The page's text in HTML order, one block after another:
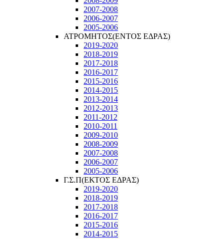
2007-2008
2006-2007
2005-2006
ΑΤΡΟΜΗΤΟΣ(ΕΝΤΟΣ ΕΔΡΑΣ)
2019-2020
2018-2019
2017-2018
2016-2017
2015-2016
2014-2015
2013-2014
2012-2013
2011-2012
2010-2011
2009-2010
2008-2009
2007-2008
2006-2007
2005-2006
Γ.Σ.Π(ΕΚΤΟΣ ΕΔΡΑΣ)
2019-2020
2018-2019
2017-2018
2016-2017
2015-2016
2014-2015